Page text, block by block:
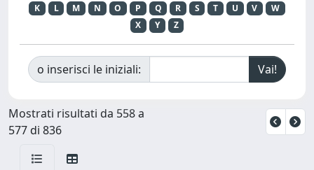
K
L M N O P Q R S T U V
W
X
Y Z
o inserisci le iniziali:
Mostrati risultati da 558 a
577 di 836